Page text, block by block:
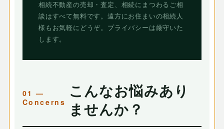
相続不動産の売却・査定、相続にまつわるご相
談はすべて無料です。遠方にお住まいの相続人
様もお気軽にどうぞ。プライバシーは厳守いた
します。
こんなお悩みあり
ませんか？